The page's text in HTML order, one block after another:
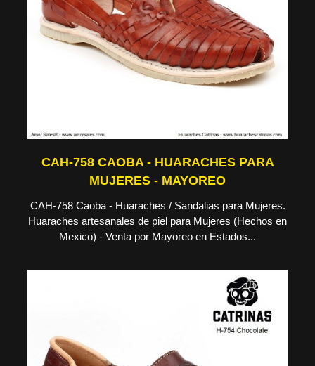
CAH-758 CAOBA - HUARACHES PARA
MUJERES - MAYOREO
CAH-758 Caoba - Huaraches / Sandalias para Mujeres.
Huaraches artesanales de piel para Mujeres (Hechos en
Mexico) - Venta por Mayoreo en Estados...